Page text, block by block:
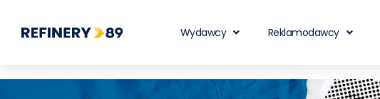
Wydawcy Reklamodawcy